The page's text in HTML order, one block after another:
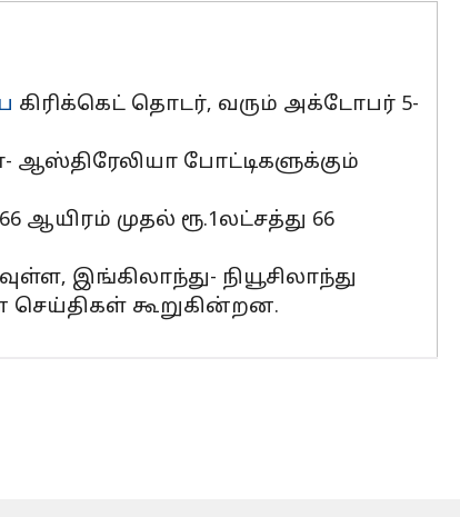
கிரிக்கெட் தொடர், வரும் அக்டோபர் 5-
ஆஸ்திரேலியா போட்டிகளுக்கும்
முதல் ரூ.1லட்சத்து 66
இங்கிலாந்து- நியூசிலாந்து
செய்திகள் கூறுகின்றன.